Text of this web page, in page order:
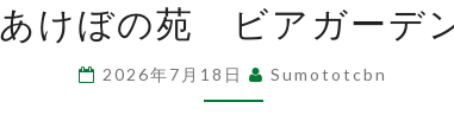
け
ぼ
の
あけぼの苑 ビアガーデ
2026年7月18日 Sumototcbn